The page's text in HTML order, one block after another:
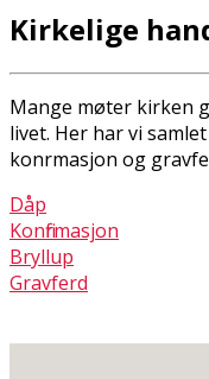
Kirkelige
Mange møter kirken
livet. Her har vi
konfirmasjon og
Dåp
Konfirmasjon
Bryllup
Gravferd